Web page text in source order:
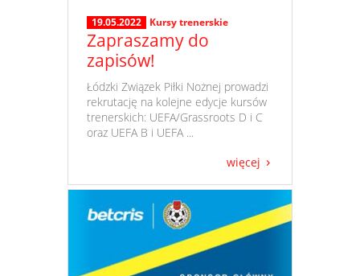
19.05.2022 Kursy trenerskie
Zapraszamy do
zapisów!
​ Łódzki Związek Piłki Nożnej prowadzi
rekrutację na kolejne edycje kursów
trenerskich: UEFA/Grassroots D i C
oraz UEFA B i UEFA ...
więcej